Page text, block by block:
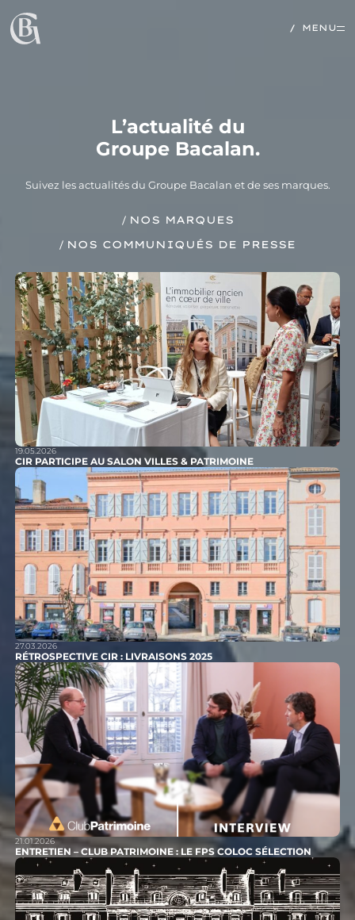
MENU
L’actualité du
Groupe Bacalan.
Suivez les actualités du Groupe Bacalan et de ses marques.
NOS MARQUES
NOS COMMUNIQUÉS DE PRESSE
19.05.2026
CIR PARTICIPE AU SALON VILLES & PATRIMOINE
27.03.2026
RÉTROSPECTIVE CIR : LIVRAISONS 2025
21.01.2026
ENTRETIEN – CLUB PATRIMOINE : LE FPS COLOC SÉLECTION